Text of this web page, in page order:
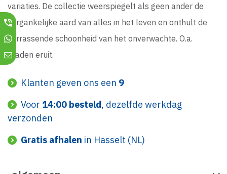
variaties. De collectie weerspiegelt als geen ander de
vergankelijke aard van alles in het leven en onthult de
verrassende schoonheid van het onverwachte. O.a.
draden eruit.
Klanten geven ons een 9
Voor 14:00 besteld, dezelfde werkdag
verzonden
Gratis afhalen in Hasselt (NL)